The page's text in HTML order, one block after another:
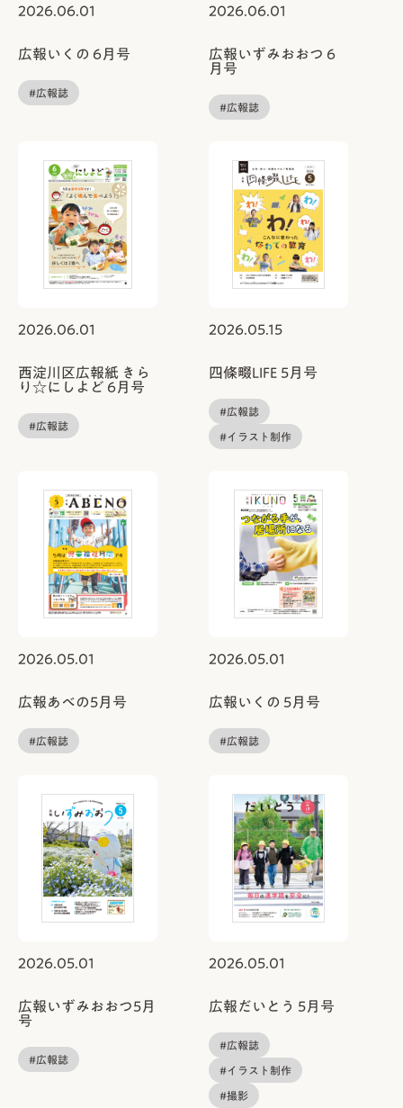
2026.06.01
広報いくの 6月号
#広報誌
2026.06.01
広報いずみおおつ 6
月号
#広報誌
2026.06.01
西淀川区広報紙 きら
り☆にしよど 6月号
#広報誌
2026.05.15
四條畷LIFE 5月号
#広報誌
#イラスト制作
2026.05.01
広報あべの5月号
#広報誌
2026.05.01
広報いくの 5月号
#広報誌
2026.05.01
広報いずみおおつ5月
号
#広報誌
2026.05.01
広報だいとう 5月号
#広報誌
#イラスト制作
#撮影